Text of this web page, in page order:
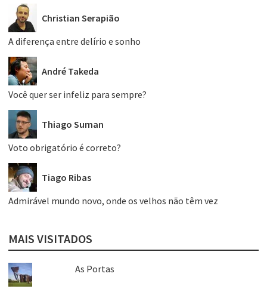
Christian Serapião
A diferença entre delírio e sonho
André Takeda
Você quer ser infeliz para sempre?
Thiago Suman
Voto obrigatório é correto?
Tiago Ribas
Admirável mundo novo, onde os velhos não têm vez
MAIS VISITADOS
As Portas